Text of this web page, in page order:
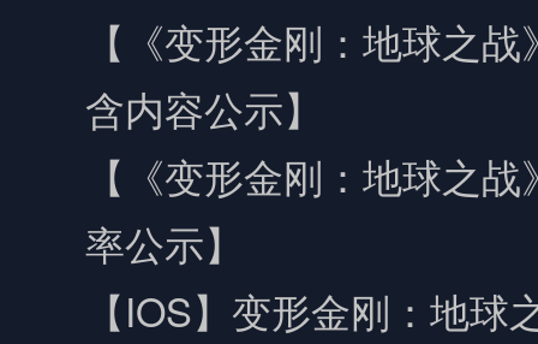
【《变形金刚：地球之
含内容公示】
【《变形金刚：地球之
率公示】
【IOS】变形金刚：地球